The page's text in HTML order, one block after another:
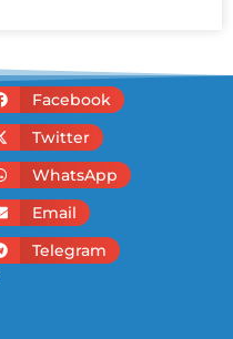
Facebook
Twitter
WhatsApp
Email
Telegram